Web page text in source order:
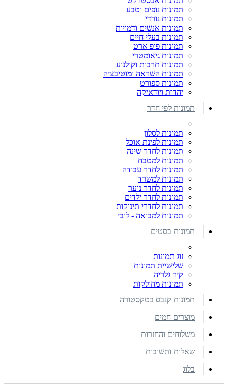
תמונות נופים וטבע
תמונות נורדי
תמונות אנשים ודמויות
תמונות בעלי חיים
תמונות פופ ארט
תמונות גיאומטרי
תמונות תרבות וקולנוע
תמונות השראה ומוטיבציה
תמונות ספורט
יהדות ויודאיקה
תמונות לפי חדר
תמונות לסלון
תמונות לפינת אוכל
תמונות לחדר שינה
תמונות למטבח
תמונות לחדר עבודה
תמונות למשרד
תמונות לחדר נוער
תמונות לחדר ילדים
תמונות לחדרי תינוקות
תמונות למבואה - לובי
תמונות בסטים
זוג תמונות
שלישיית תמונות
קיר גלריה
תמונות מחולקות
תמונות קנבס בטקסטורה
מוצרים חמים
משלוחים והחזרות
שאלות ותשובות
בלוג